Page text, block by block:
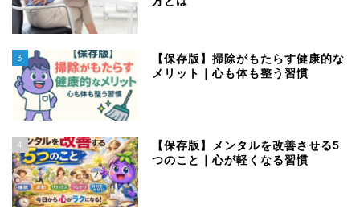
3
【保存版】掃除がもたらす健康的な
メリット｜心も体も整う習慣
4
【保存版】メンタルを改善させる5
つのこと｜心が軽くなる習慣